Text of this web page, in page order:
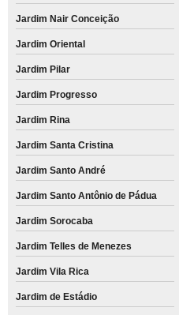
Jardim Nair Conceição
Jardim Oriental
Jardim Pilar
Jardim Progresso
Jardim Rina
Jardim Santa Cristina
Jardim Santo André
Jardim Santo Antônio de Pádua
Jardim Sorocaba
Jardim Telles de Menezes
Jardim Vila Rica
Jardim de Estádio